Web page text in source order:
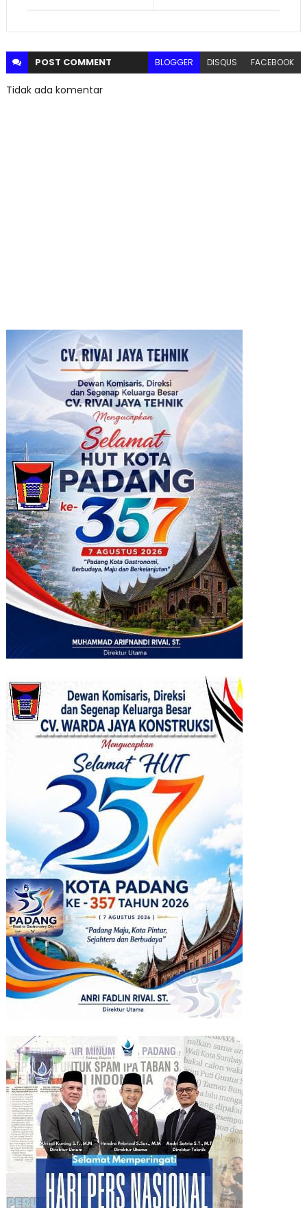
POST COMMENT BLOGGER DISQUS FACEBOOK
Tidak ada komentar